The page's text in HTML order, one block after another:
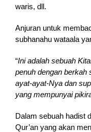
waris, dll.
Anjuran untuk
subhanahu wataala
“Ini adalah sebuah
penuh dengan berkah
ayat-ayat-Nya dan
yang mempunyai
Dalam sebuah hadist
Qur’an yang akan